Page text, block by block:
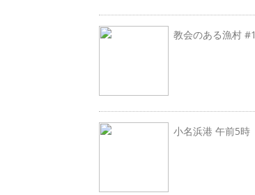
教会のある漁村 #1
小名浜港 午前5時